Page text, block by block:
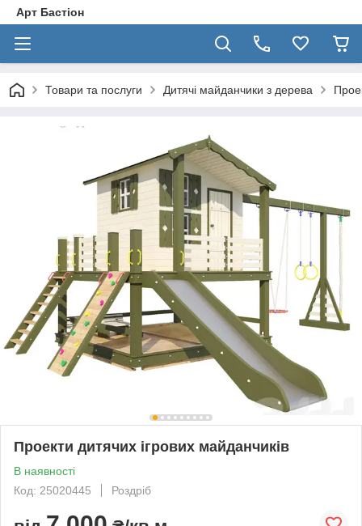
Арт Бастіон
Товари та послуги Дитячі майданчики з дерева
Проекти дитячих ігрових майданчиків
В наявності
Код: 25020445
Роздріб